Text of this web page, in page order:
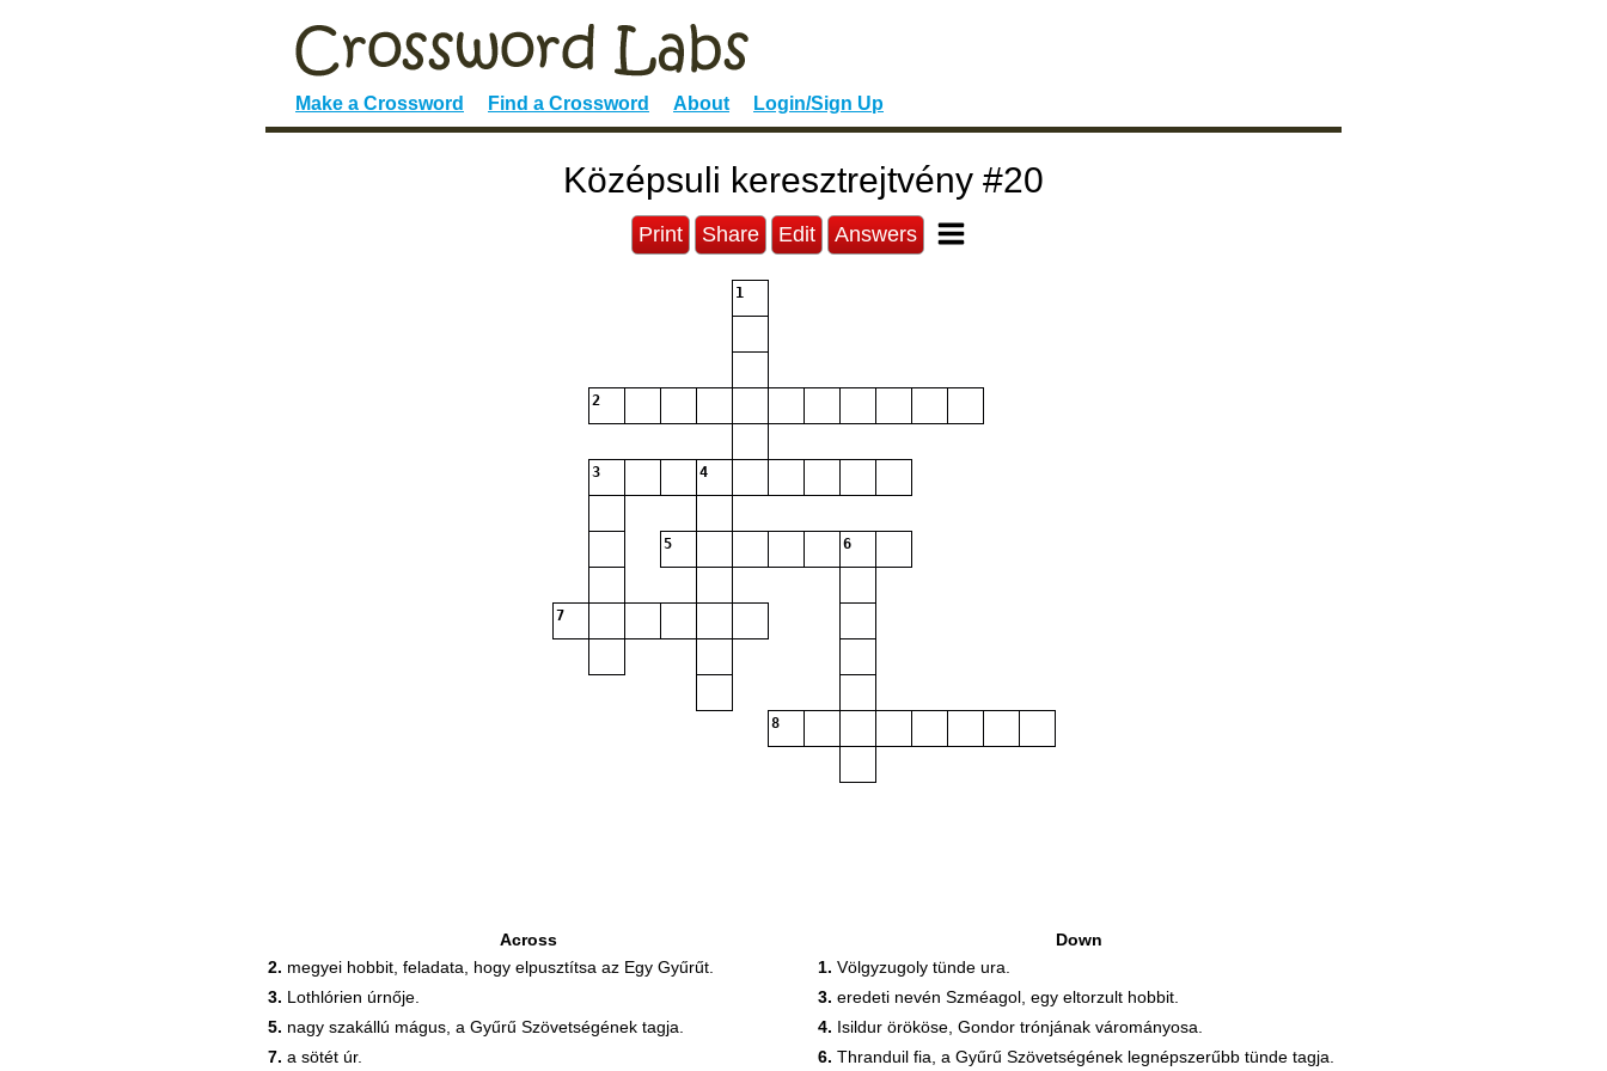
Make a Crossword Find a Crossword About Login/Sign Up
Középsuli keresztrejtvény #20
Print Share Edit Answers
1
2
3 4
5 6
7
8
Across
2. megyei hobbit, feladata, hogy elpusztítsa az Egy Gyűrűt.
3. Lothlórien úrnője.
5. nagy szakállú mágus, a Gyűrű Szövetségének tagja.
7. a sötét úr.
Down
1. Völgyzugoly tünde ura.
3. eredeti nevén Szméagol, egy eltorzult hobbit.
4. Isildur örököse, Gondor trónjának várományosa.
6. Thranduil fia, a Gyűrű Szövetségének legnépszerűbb tünde tagja.